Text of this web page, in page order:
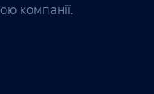
компанії.